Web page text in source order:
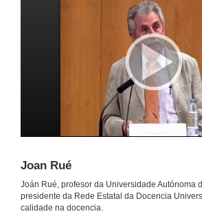
Joan Rué
Joán Rué, profesor da Universidade Autónoma
presidente da Rede Estatal da Docencia
calidade na docencia.